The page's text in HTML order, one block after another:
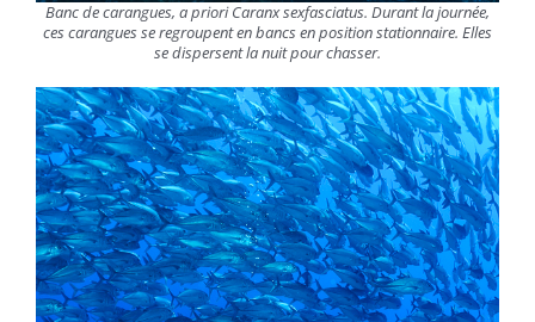
Banc de carangues, a priori Caranx sexfasciatus. Durant la journée,
ces carangues se regroupent en bancs en position stationnaire. Elles
se dispersent la nuit pour chasser.